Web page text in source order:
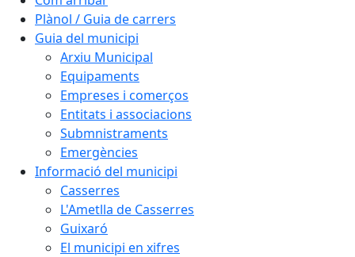
Plànol / Guia de carrers
Guia del municipi
Arxiu Municipal
Equipaments
Empreses i comerços
Entitats i associacions
Submnistraments
Emergències
Informació del municipi
Casserres
L'Ametlla de Casserres
Guixaró
El municipi en xifres